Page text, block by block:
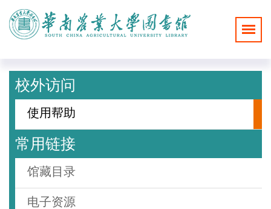
校外访问
使用帮助
常用链接
馆藏目录
电子资源